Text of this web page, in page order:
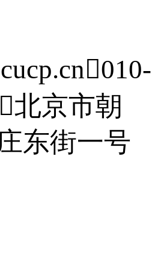
010-
北京市朝
东街一号